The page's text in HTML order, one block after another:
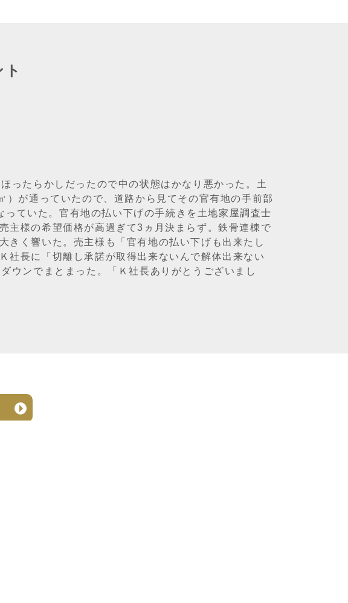
ったらかしだったので中の状態はかなり悪かった。土
が通っていたので、道路から見てその官有地の手前部
ていた。官有地の払い下げの手続きを土地家屋調査士
主様の希望価格が高過ぎて3ヵ月決まらず。鉄骨連棟で
きく響いた。売主様も「官有地の払い下げも出来たし
社長に「切離し承諾が取得出来ないんで解体出来ない
ウンでまとまった。「Ｋ社長ありがとうございまし